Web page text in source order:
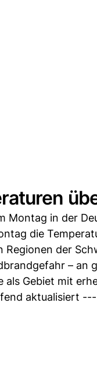
Montag in der
die
Regionen der
– an
als Gebiet mit
aktualisiert ---